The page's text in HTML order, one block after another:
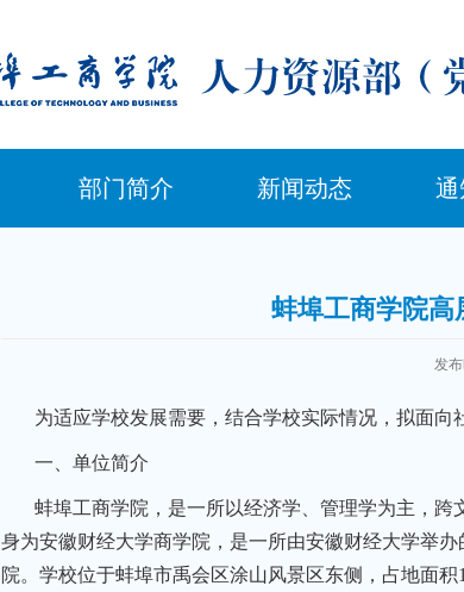
部门简介 新闻动态 通
蚌埠工商学院高
发
为适应学校发展需要，结合学校实际情况，拟面向
一、单位简介
蚌埠工商学院，是一所以经济学、管理学为主，
身为安徽财经大学商学院，是一所由安徽财经大学举
院。学校位于蚌埠市禹会区涂山风景区东侧，占地面